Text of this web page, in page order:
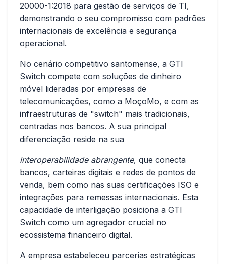
20000-1:2018 para gestão de serviços de TI,
demonstrando o seu compromisso com padrões
internacionais de excelência e segurança
operacional.
No cenário competitivo santomense, a GTI
Switch compete com soluções de dinheiro
móvel lideradas por empresas de
telecomunicações, como a MoçoMo, e com as
infraestruturas de "switch" mais tradicionais,
centradas nos bancos. A sua principal
diferenciação reside na sua
interoperabilidade abrangente, que conecta
bancos, carteiras digitais e redes de pontos de
venda, bem como nas suas certificações ISO e
integrações para remessas internacionais. Esta
capacidade de interligação posiciona a GTI
Switch como um agregador crucial no
ecossistema financeiro digital.
A empresa estabeleceu parcerias estratégicas